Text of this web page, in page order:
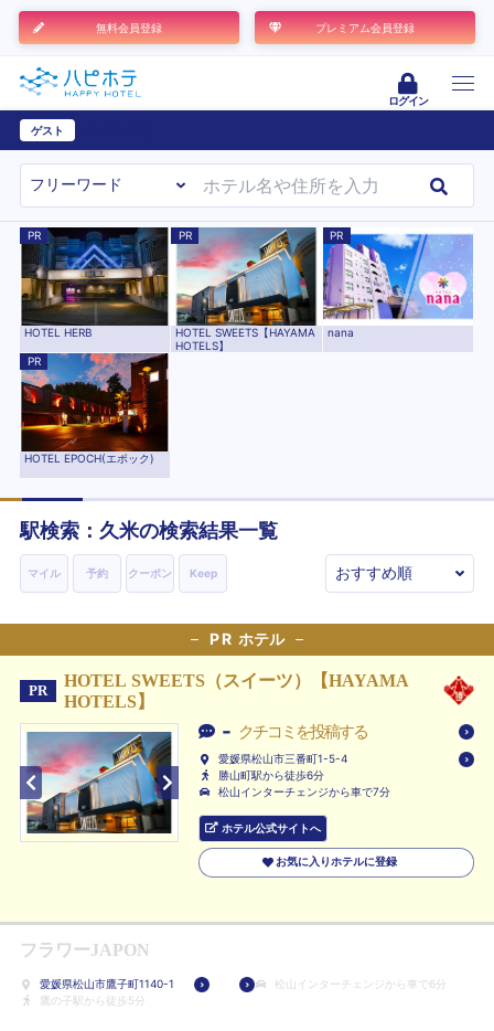
無料会員登録 プレミアム会員登録
ログイン
ゲスト
PR
HOTEL HERB
PR
HOTEL SWEETS【HAYAMA
HOTELS】
PR
nana
PR
HOTEL EPOCH(エポック)
駅検索： 久米の検索結果一覧
マイル 予約 クーポン Keep
PR ホテル
PR
HOTEL SWEETS（スイーツ）【HAYAMA
HOTELS】
- クチコミを投稿する
愛媛県松山市三番町1-5-4
勝山町駅から徒歩6分
松山インターチェンジから車で7分
ホテル公式サイトへ
お気に入りホテルに登録
フラワーJAPON
愛媛県松山市鷹子町1140-1
松山インターチェンジから車で6分
鷹の子駅から徒歩5分